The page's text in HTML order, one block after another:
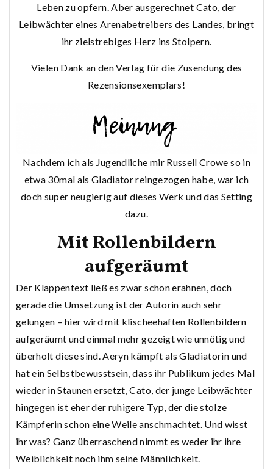
Leben zu opfern. Aber ausgerechnet Cato, der
Leibwächter eines Arenabetreibers des Landes, bringt
ihr zielstrebiges Herz ins Stolpern.
Vielen Dank an den Verlag für die Zusendung des
Rezensionsexemplars!
Nachdem ich als Jugendliche mir Russell Crowe so in
etwa 30mal als Gladiator reingezogen habe, war ich
doch super neugierig auf dieses Werk und das Setting
dazu.
Mit Rollenbildern
aufgeräumt
Der Klappentext ließ es zwar schon erahnen, doch
gerade die Umsetzung ist der Autorin auch sehr
gelungen – hier wird mit klischeehaften Rollenbildern
aufgeräumt und einmal mehr gezeigt wie unnötig und
überholt diese sind. Aeryn kämpft als Gladiatorin und
hat ein Selbstbewusstsein, dass ihr Publikum jedes Mal
wieder in Staunen ersetzt, Cato, der junge Leibwächter
hingegen ist eher der ruhigere Typ, der die stolze
Kämpferin schon eine Weile anschmachtet. Und wisst
ihr was? Ganz überraschend nimmt es weder ihr ihre
Weiblichkeit noch ihm seine Männlichkeit.